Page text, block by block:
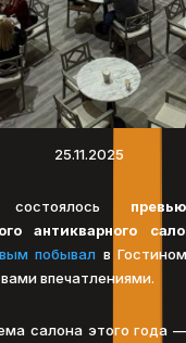
25.11.2025
состоялось
антикварного
побывал в
впечатлениями.
салона этого года